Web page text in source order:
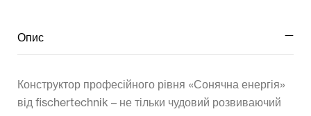
Опис
Конструктор професійного рівня «Сонячна енергія»
від fischertechnik – не тільки чудовий розвиваючий